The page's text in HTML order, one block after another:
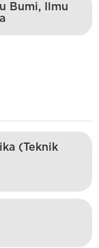
Bumi, Ilmu
(Teknik